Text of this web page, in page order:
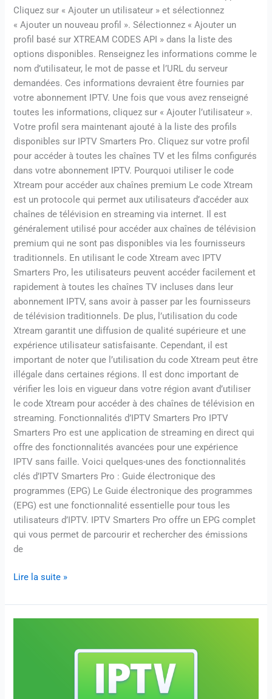
Cliquez sur « Ajouter un utilisateur » et sélectionnez
« Ajouter un nouveau profil ». Sélectionnez « Ajouter un
profil basé sur XTREAM CODES API » dans la liste des
options disponibles. Renseignez les informations comme le
nom d’utilisateur, le mot de passe et l’URL du serveur
demandées. Ces informations devraient être fournies par
votre abonnement IPTV. Une fois que vous avez renseigné
toutes les informations, cliquez sur « Ajouter l’utilisateur ».
Votre profil sera maintenant ajouté à la liste des profils
disponibles sur IPTV Smarters Pro. Cliquez sur votre profil
pour accéder à toutes les chaînes TV et les films configurés
dans votre abonnement IPTV. Pourquoi utiliser le code
Xtream pour accéder aux chaînes premium Le code Xtream
est un protocole qui permet aux utilisateurs d’accéder aux
chaînes de télévision en streaming via internet. Il est
généralement utilisé pour accéder aux chaînes de télévision
premium qui ne sont pas disponibles via les fournisseurs
traditionnels. En utilisant le code Xtream avec IPTV
Smarters Pro, les utilisateurs peuvent accéder facilement et
rapidement à toutes les chaînes TV incluses dans leur
abonnement IPTV, sans avoir à passer par les fournisseurs
de télévision traditionnels. De plus, l’utilisation du code
Xtream garantit une diffusion de qualité supérieure et une
expérience utilisateur satisfaisante. Cependant, il est
important de noter que l’utilisation du code Xtream peut être
illégale dans certaines régions. Il est donc important de
vérifier les lois en vigueur dans votre région avant d’utiliser
le code Xtream pour accéder à des chaînes de télévision en
streaming. Fonctionnalités d’IPTV Smarters Pro IPTV
Smarters Pro est une application de streaming en direct qui
offre des fonctionnalités avancées pour une expérience
IPTV sans faille. Voici quelques-unes des fonctionnalités
clés d’IPTV Smarters Pro : Guide électronique des
programmes (EPG) Le Guide électronique des programmes
(EPG) est une fonctionnalité essentielle pour tous les
utilisateurs d’IPTV. IPTV Smarters Pro offre un EPG complet
qui vous permet de parcourir et rechercher des émissions
de
Lire la suite »